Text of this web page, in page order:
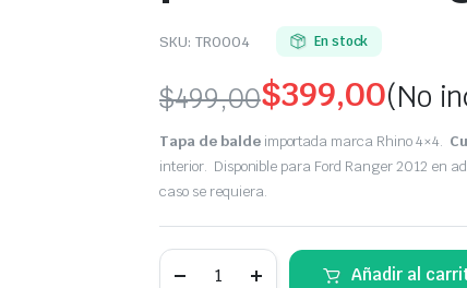
SKU: TR0004 En stock
$499,00
Original
price
was:
$499,00.
$399,00
Current
price
is:
$399,00.
(No
Tapa de baldeimportada marca Rhino 4×4.
interior. Disponible para Ford Ranger 2012 en
caso se requiera.
Balde
Añadir al